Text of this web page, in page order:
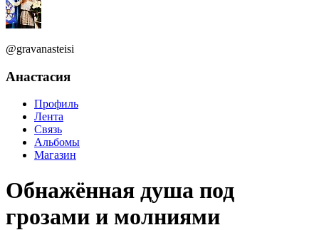
@gravanasteisi
Анастасия
Профиль
Лента
Связь
Альбомы
Магазин
Обнажённая душа под
грозами и молниями